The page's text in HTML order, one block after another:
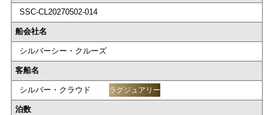
SSC-CL20270502-014
船会社名
シルバーシー・クルーズ
客船名
シルバー・クラウド ラグジュアリー
泊数